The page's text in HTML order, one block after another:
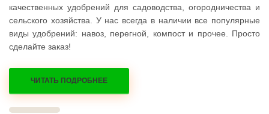
качественных удобрений для садоводства, огородничества и
сельского хозяйства. У нас всегда в наличии все популярные
виды удобрений: навоз, перегной, компост и прочее. Просто
сделайте заказ!
ЧИТАТЬ ПОДРОБНЕЕ